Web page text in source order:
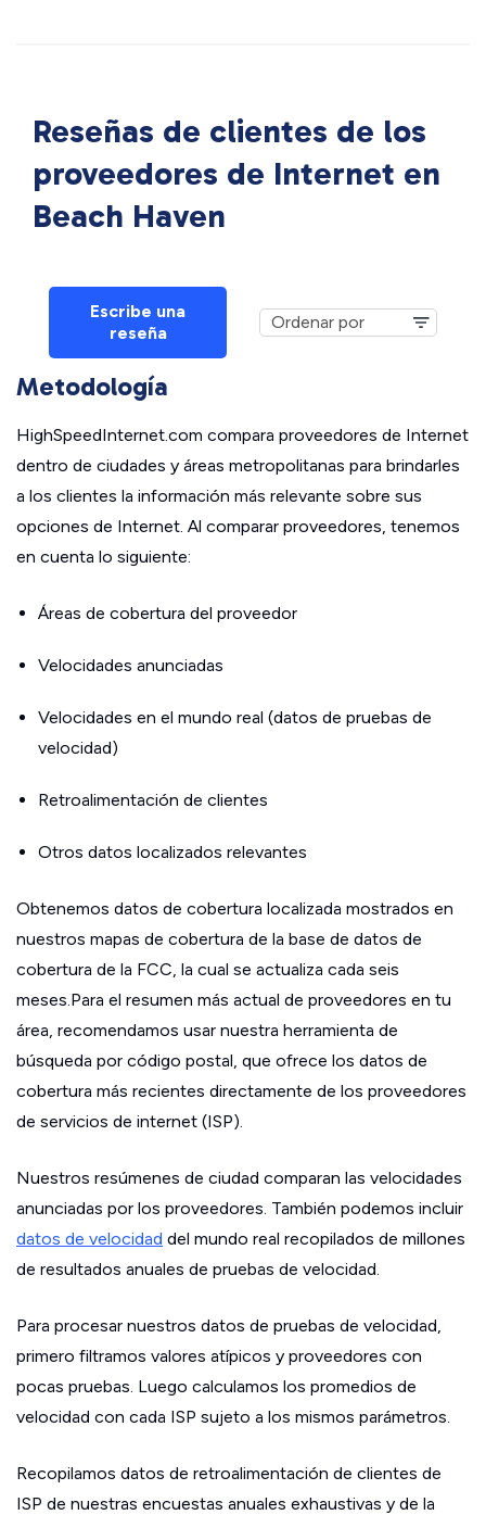
Reseñas de clientes de los
proveedores de Internet en
Beach Haven
Escribe una
reseña
Metodología
HighSpeedInternet.com compara proveedores de Internet
dentro de ciudades y áreas metropolitanas para brindarles
a los clientes la información más relevante sobre sus
opciones de Internet. Al comparar proveedores, tenemos
en cuenta lo siguiente:
Áreas de cobertura del proveedor
Velocidades anunciadas
Velocidades en el mundo real (datos de pruebas de
velocidad)
Retroalimentación de clientes
Otros datos localizados relevantes
Obtenemos datos de cobertura localizada mostrados en
nuestros mapas de cobertura de la base de datos de
cobertura de la FCC, la cual se actualiza cada seis
meses.Para el resumen más actual de proveedores en tu
área, recomendamos usar nuestra herramienta de
búsqueda por código postal, que ofrece los datos de
cobertura más recientes directamente de los proveedores
de servicios de internet (ISP).
Nuestros resúmenes de ciudad comparan las velocidades
anunciadas por los proveedores. También podemos incluir
datos de velocidad del mundo real recopilados de millones
de resultados anuales de pruebas de velocidad.
Para procesar nuestros datos de pruebas de velocidad,
primero filtramos valores atípicos y proveedores con
pocas pruebas. Luego calculamos los promedios de
velocidad con cada ISP sujeto a los mismos parámetros.
Recopilamos datos de retroalimentación de clientes de
ISP de nuestras encuestas anuales exhaustivas y de la